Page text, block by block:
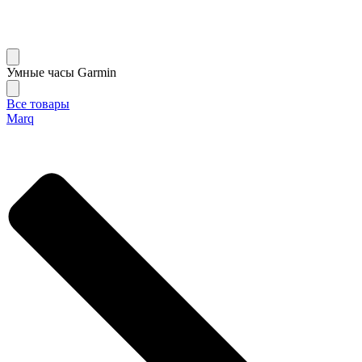
Умные часы Garmin
Все товары
Marq